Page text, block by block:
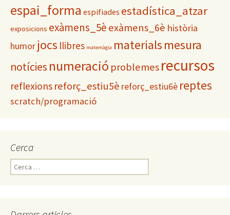
espai_forma espifiades estadística_atzar
exposicions exàmens_5èexàmens_6è història
humor jocs llibres matemàgia materialsmesura
notícies numeració problemesrecursos
reflexions reforç_estiu5è reforç_estiu6è reptes
scratch/programació
Cerca
e